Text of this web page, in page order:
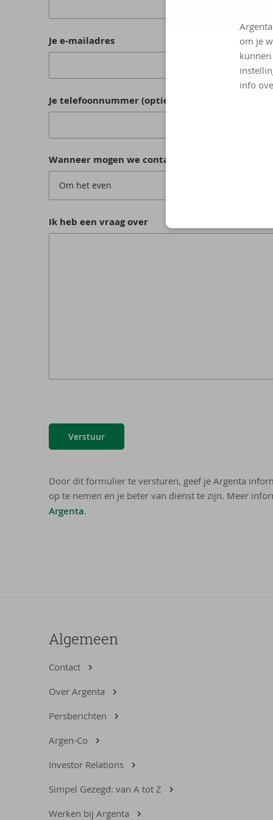
om je
info
Je e-mailadres
Je telefoonnummer (optioneel)
Wanneer mogen we contact met jou opnemen?
Om het even
Ik heb een vraag over
Verstuur
Door dit formulier te versturen, geef je Argenta
op te nemen en je beter van dienst te zijn. Meer
Argenta.
Algemeen
Contact
Over Argenta
Persberichten
Argen-Co
Investor Relations
Simpel Gezegd: van A tot Z
Werken bij Argenta